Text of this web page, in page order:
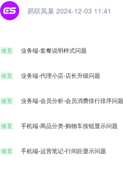
解决线上大货批发场
e闪收银台
积木UI
供应链
省钱好物
易宝分账
e闪趣直播
易宝支付
开放平台
易联凤巢 2024-12-03 11:41
修复 业务端-套餐说明样式问题
修复 业务端-代理小店-店长升级问题
修复 业务端-会员分析-会员消费排行排序问题
修复 手机端-商品分类-购物车按钮显示问题
修复 手机端-运营笔记-行间距显示问题